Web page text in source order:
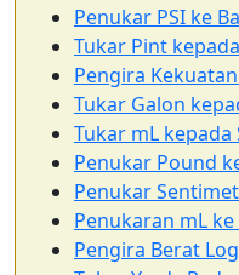
Penukar PSI ke
Tukar Pint
Pengira
Tukar Galon
Tukar mL kepada
Penukar Pound
Penukar
Penukaran mL
Pengira Berat